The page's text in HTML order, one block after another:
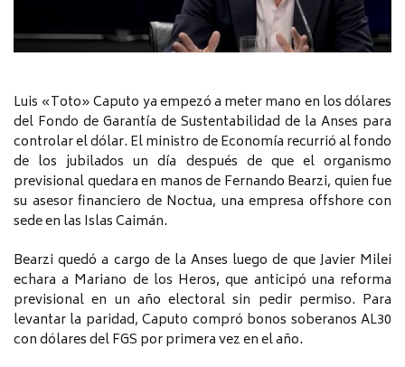
Luis «Toto» Caputo ya empezó a meter mano en los dólares
del Fondo de Garantía de Sustentabilidad de la Anses para
controlar el dólar. El ministro de Economía recurrió al fondo
de los jubilados un día después de que el organismo
previsional quedara en manos de Fernando Bearzi, quien fue
su asesor financiero de Noctua, una empresa offshore con
sede en las Islas Caimán.
Bearzi quedó a cargo de la Anses luego de que Javier Milei
echara a Mariano de los Heros, que anticipó una reforma
previsional en un año electoral sin pedir permiso. Para
levantar la paridad, Caputo compró bonos soberanos AL30
con dólares del FGS por primera vez en el año.